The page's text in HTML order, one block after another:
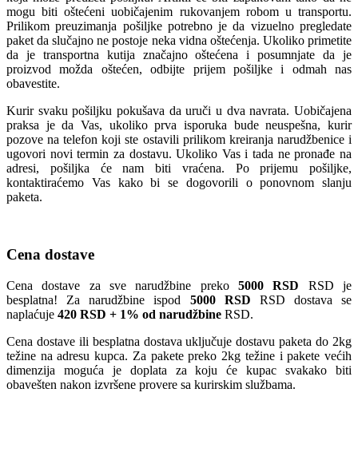
mogu biti oštećeni uobičajenim rukovanjem robom u transportu.
Prilikom preuzimanja pošiljke potrebno je da vizuelno pregledate
paket da slučajno ne postoje neka vidna oštećenja. Ukoliko primetite
da je transportna kutija značajno oštećena i posumnjate da je
proizvod možda oštećen, odbijte prijem pošiljke i odmah nas
obavestite.
Kurir svaku pošiljku pokušava da uruči u dva navrata. Uobičajena
praksa je da Vas, ukoliko prva isporuka bude neuspešna, kurir
pozove na telefon koji ste ostavili prilikom kreiranja narudžbenice i
ugovori novi termin za dostavu. Ukoliko Vas i tada ne pronađe na
adresi, pošiljka će nam biti vraćena. Po prijemu pošiljke,
kontaktiraćemo Vas kako bi se dogovorili o ponovnom slanju
paketa.
Cena dostave
Cena dostave za sve narudžbine preko 5000 RSD RSD je
besplatna! Za narudžbine ispod 5000 RSD RSD dostava se
naplaćuje 420 RSD + 1% od narudžbine RSD.
Cena dostave ili besplatna dostava uključuje dostavu paketa do 2kg
težine na adresu kupca. Za pakete preko 2kg težine i pakete većih
dimenzija moguća je doplata za koju će kupac svakako biti
obavešten nakon izvršene provere sa kurirskim službama.